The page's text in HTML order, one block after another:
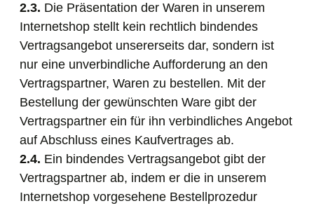
2.3. Die Präsentation der Waren in unserem
Internetshop stellt kein rechtlich bindendes
Vertragsangebot unsererseits dar, sondern ist
nur eine unverbindliche Aufforderung an den
Vertragspartner, Waren zu bestellen. Mit der
Bestellung der gewünschten Ware gibt der
Vertragspartner ein für ihn verbindliches Angebot
auf Abschluss eines Kaufvertrages ab.
2.4. Ein bindendes Vertragsangebot gibt der
Vertragspartner ab, indem er die in unserem
Internetshop vorgesehene Bestellprozedur